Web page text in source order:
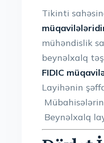
Tikinti
mühəndislik
beynəlxalq
FIDIC
Layihənin
Beynəlxalq